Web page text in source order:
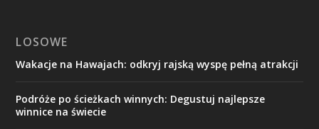
LOSOWE
Wakacje na Hawajach: odkryj rajską wyspę pełną atrakcji
Podróże po ścieżkach winnych: Degustuj najlepsze
winnice na świecie